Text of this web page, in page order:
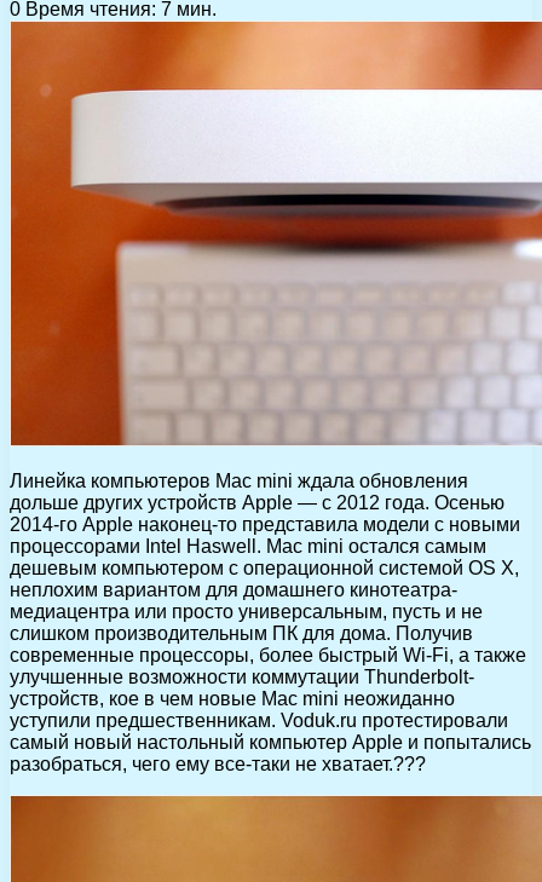
0 Время чтения: 7 мин.
Линейка компьютеров Mac mini ждала обновления
дольше других устройств Apple — с 2012 года. Осенью
2014-го Apple наконец-то представила модели с новыми
процессорами Intel Haswell. Mac mini остался самым
дешевым компьютером с операционной системой OS X,
неплохим вариантом для домашнего кинотеатра-
медиацентра или просто универсальным, пусть и не
слишком производительным ПК для дома. Получив
современные процессоры, более быстрый Wi-Fi, а также
улучшенные возможности коммутации Thunderbolt-
устройств, кое в чем новые Mac mini неожиданно
уступили предшественникам. Voduk.ru протестировали
самый новый настольный компьютер Apple и попытались
разобраться, чего ему все-таки не хватает.???